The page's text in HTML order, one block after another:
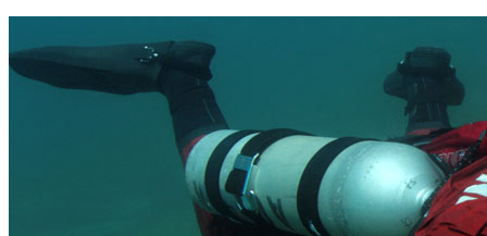
Das Sidemount-Forum ist auf
ein neues Forensystem
umgezogen und wie gewohnt
https://www.sidemount-
erreichbar.